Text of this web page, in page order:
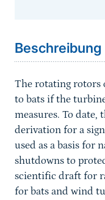
Beschreibung
The rotating rotors
to bats if the
measures. To date,
derivation for a
used as a basis for
shutdowns to
scientific draft for
for bats and wind